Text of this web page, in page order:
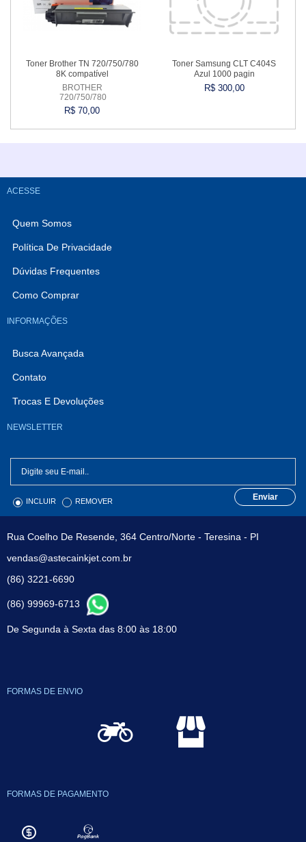
Toner Brother TN 720/750/780
8K compatível
BROTHER
720/750/780
R$ 70,00
Toner Samsung CLT C404S
Azul 1000 pagin
R$ 300,00
ACESSE
Quem Somos
Política De Privacidade
Dúvidas Frequentes
Como Comprar
INFORMAÇÕES
Busca Avançada
Contato
Trocas E Devoluções
NEWSLETTER
INCLUIR REMOVER Enviar
Rua Coelho De Resende, 364 Centro/Norte - Teresina - PI
vendas@astecainkjet.com.br
(86) 3221-6690
(86) 99969-6713
De Segunda à Sexta das 8:00 às 18:00
FORMAS DE ENVIO
FORMAS DE PAGAMENTO